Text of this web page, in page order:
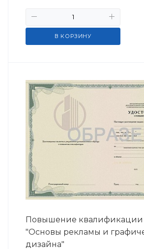
В КОРЗИНУ
Повышение квалификации
"Основы рекламы и
дизайна"